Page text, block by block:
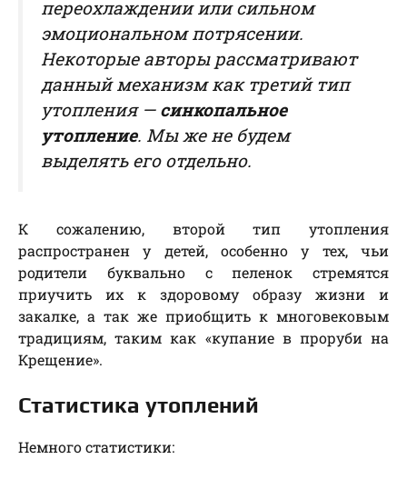
переохлаждении или сильном
эмоциональном потрясении.
Некоторые авторы рассматривают
данный механизм как третий тип
утопления — синкопальное
утопление. Мы же не будем
выделять его отдельно.
К сожалению, второй тип утопления
распространен у детей, особенно у тех, чьи
родители буквально с пеленок стремятся
приучить их к здоровому образу жизни и
закалке, а так же приобщить к многовековым
традициям, таким как «купание в проруби на
Крещение».
Статистика утоплений
Немного статистики: